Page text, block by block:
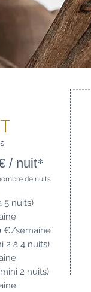
/ nuit*
de nuits
5 nuits)
€/semaine
2 à 4 nuits)
2 nuits)